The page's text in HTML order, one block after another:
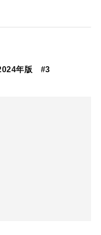
年版 #3